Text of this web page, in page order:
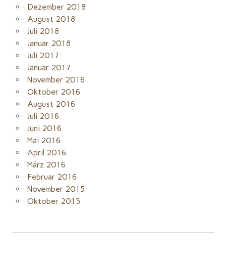
Dezember 2018
August 2018
Juli 2018
Januar 2018
Juli 2017
Januar 2017
November 2016
Oktober 2016
August 2016
Juli 2016
Juni 2016
Mai 2016
April 2016
März 2016
Februar 2016
November 2015
Oktober 2015